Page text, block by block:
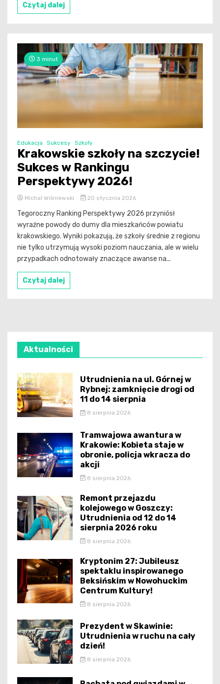
Czytaj dalej
3 minut
Edukacja Sukcesy Szkoły
Krakowskie szkoły na szczycie!
Sukces w Rankingu
Perspektywy 2026!
Michał Wiśniewski 20 stycznia 2026
Tegoroczny Ranking Perspektywy 2026 przyniósł
wyraźne powody do dumy dla mieszkańców powiatu
krakowskiego. Wyniki pokazują, że szkoły średnie z regionu
nie tylko utrzymują wysoki poziom nauczania, ale w wielu
przypadkach odnotowały znaczące awanse na...
Czytaj dalej
Aktualności
Utrudnienia na ul. Górnej w
Rybnej: zamknięcie drogi od
11 do 14 sierpnia
8 sierpnia 2026
Tramwajowa awantura w
Krakowie: Kobieta staje w
obronie, policja wkracza do
akcji
8 sierpnia 2026
Remont przejazdu
kolejowego w Goszczy:
Utrudnienia od 12 do 14
sierpnia 2026 roku
8 sierpnia 2026
Kryptonim 27: Jubileusz
spektaklu inspirowanego
Beksińskim w Nowohuckim
Centrum Kultury!
8 sierpnia 2026
Prezydent w Skawinie:
Utrudnienia w ruchu na cały
dzień!
8 sierpnia 2026